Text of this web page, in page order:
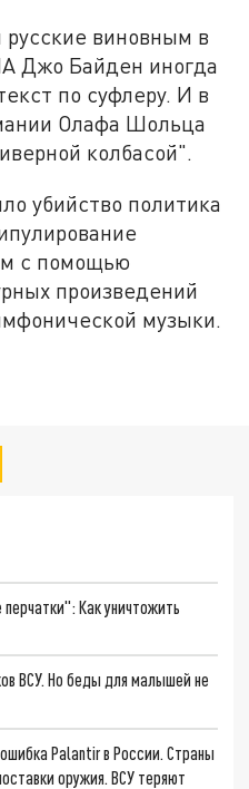
виновным в
Джо Байден иногда
по суфлеру. И в
Олафа Шольца
колбасой".
убийство политика
с помощью
произведений
музыки.
Как уничтожить
ВСУ. Но беды для малышей не
Palantir в России. Страны
оружия. ВСУ теряют